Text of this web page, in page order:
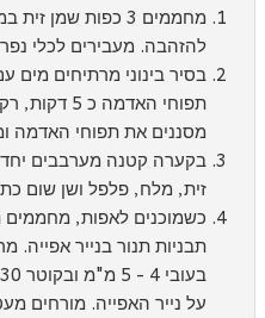
מחממים 3 כפות שמן
להזהבה. מעבירים לכלי נפרד.
בסיר בינוני מרתיחים מים
תפוחי האדמה כ
מסננים את תפוחי האדמה
בקערה קטנה מערבבים יחד
זית, מלח, פלפל ושן שום
תבניות תנור בנייר אפייה.
על נייר האפייה. מורחים